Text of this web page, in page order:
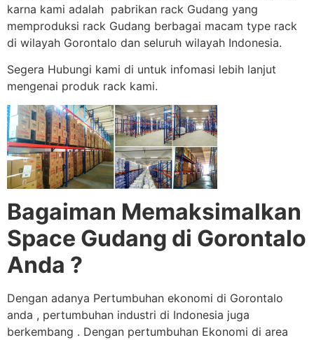
karna kami adalah pabrikan rack Gudang yang
memproduksi rack Gudang berbagai macam type rack
di wilayah Gorontalo dan seluruh wilayah Indonesia.
Segera Hubungi kami di untuk infomasi lebih lanjut
mengenai produk rack kami.
Bagaiman Memaksimalkan
Space Gudang di Gorontalo
Anda ?
Dengan adanya Pertumbuhan ekonomi di Gorontalo
anda , pertumbuhan industri di Indonesia juga
berkembang . Dengan pertumbuhan Ekonomi di area